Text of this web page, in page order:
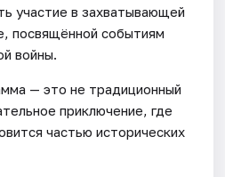
участие в захватывающей
посвящённой событиям
войны.
— это не традиционный
приключение, где
частью исторических